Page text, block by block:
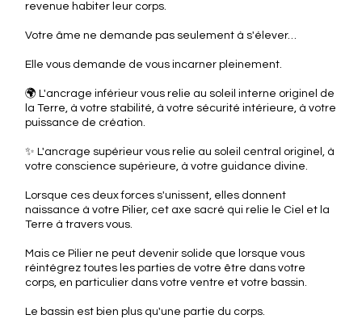
revenue habiter leur corps.
Votre âme ne demande pas seulement à s'élever…
Elle vous demande de vous incarner pleinement.
🌍 L'ancrage inférieur vous relie au soleil interne originel de
la Terre, à votre stabilité, à votre sécurité intérieure, à votre
puissance de création.
✨ L'ancrage supérieur vous relie au soleil central originel, à
votre conscience supérieure, à votre guidance divine.
Lorsque ces deux forces s'unissent, elles donnent
naissance à votre Pilier, cet axe sacré qui relie le Ciel et la
Terre à travers vous.
Mais ce Pilier ne peut devenir solide que lorsque vous
réintégrez toutes les parties de votre être dans votre
corps, en particulier dans votre ventre et votre bassin.
Le bassin est bien plus qu'une partie du corps.